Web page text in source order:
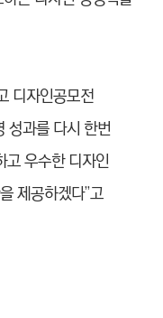
디자인공모전
성과를 다시 한번
고 우수한 디자인
제공하겠다”고